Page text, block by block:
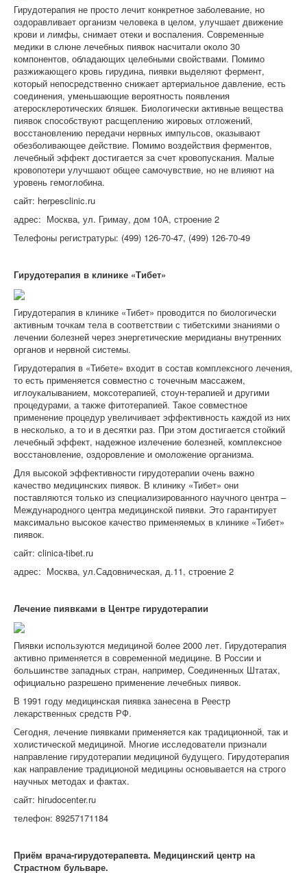
Гирудотерапия не просто лечит конкретное заболевание, но
оздоравливает организм человека в целом, улучшает движение
крови и лимфы, снимает отеки и воспаления. Современные
медики в слюне лечебных пиявок насчитали около 30
компонентов, обладающих целебными свойствами. Помимо
разжижающего кровь гирудина, пиявки выделяют фермент,
который непосредственно снижает артериальное давление, есть
соединения, уменьшающие вероятность появления
атеросклеротических бляшек. Биологически активные вещества
пиявок способствуют расщеплению жировых отложений,
восстановлению передачи нервных импульсов, оказывают
обезболивающее действие. Помимо воздействия ферментов,
лечебный эффект достигается за счет кровопускания. Малые
кровопотери улучшают общее самочувствие, но не влияют на
уровень гемоглобина.
сайт: herpesclinic.ru
адрес: Москва, ул. Гримау, дом 10А, строение 2
Телефоны регистратуры: (499) 126-70-47, (499) 126-70-49
Гирудотерапия в клинике «Тибет»
Гирудотерапия в клинике «Тибет» проводится по биологически
активным точкам тела в соответствии с тибетскими знаниями о
лечении болезней через энергетические меридианы внутренних
органов и нервной системы.
Гирудотерапия в «Тибете» входит в состав комплексного лечения,
то есть применяется совместно с точечным массажем,
иглоукалыванием, моксотерапией, стоун-терапией и другими
процедурами, а также фитотерапией. Такое совместное
применение процедур увеличивает эффективность каждой из них
в несколько, а то и в десятки раз. При этом достигается стойкий
лечебный эффект, надежное излечение болезней, комплексное
восстановление, оздоровление и омоложение организма.
Для высокой эффективности гирудотерапии очень важно
качество медицинских пиявок. В клинику «Тибет» они
поставляются только из специализированного научного центра –
Международного центра медицинской пиявки. Это гарантирует
максимально высокое качество применяемых в клинике «Тибет»
пиявок.
сайт: clinica-tibet.ru
адрес: Москва, ул.Садовническая, д.11, строение 2
Лечение пиявками в Центре гирудотерапии
Пиявки используются медициной более 2000 лет. Гирудотерапия
активно применяется в современной медицине. В России и
большинстве западных стран, например, Соединенных Штатах,
официально разрешено применение лечебных пиявок.
В 1991 году медицинская пиявка занесена в Реестр
лекарственных средств РФ.
Сегодня, лечение пиявками применяется как традиционной, так и
холистической медициной. Многие исследователи признали
направление гирудотерапии медициной будущего. Гирудотерапия
как направление традиционой медицины основывается на строго
научных методах и фактах.
сайт: hirudocenter.ru
телефон: 89257171184
Приём врача-гирудотерапевта. Медицинский центр на
Страстном бульваре.